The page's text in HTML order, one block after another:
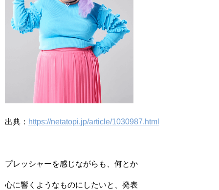
出典： https://netatopi.jp/article/1030987.html
プレッシャーを感じながらも、何とか
心に響くようなものにしたいと、発表